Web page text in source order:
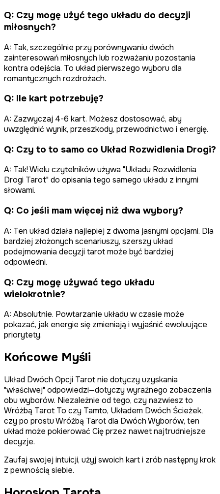
Q: Czy mogę użyć tego układu do decyzji
miłosnych?
A: Tak, szczególnie przy porównywaniu dwóch
zainteresowań miłosnych lub rozważaniu pozostania
kontra odejścia. To układ pierwszego wyboru dla
romantycznych rozdrożach.
Q: Ile kart potrzebuję?
A: Zazwyczaj 4-6 kart. Możesz dostosować, aby
uwzględnić wynik, przeszkody, przewodnictwo i energię.
Q: Czy to to samo co Układ Rozwidlenia Drogi?
A: Tak! Wielu czytelników używa "Układu Rozwidlenia
Drogi Tarot" do opisania tego samego układu z innymi
słowami.
Q: Co jeśli mam więcej niż dwa wybory?
A: Ten układ działa najlepiej z dwoma jasnymi opcjami. Dla
bardziej złożonych scenariuszy, szerszy układ
podejmowania decyzji tarot może być bardziej
odpowiedni.
Q: Czy mogę używać tego układu
wielokrotnie?
A: Absolutnie. Powtarzanie układu w czasie może
pokazać, jak energie się zmieniają i wyjaśnić ewoluujące
priorytety.
Końcowe Myśli
Układ Dwóch Opcji Tarot nie dotyczy uzyskania
"właściwej" odpowiedzi—dotyczy wyraźnego zobaczenia
obu wyborów. Niezależnie od tego, czy nazwiesz to
Wróżbą Tarot To czy Tamto, Układem Dwóch Ścieżek,
czy po prostu Wróżbą Tarot dla Dwóch Wyborów, ten
układ może pokierować Cię przez nawet najtrudniejsze
decyzje.
Zaufaj swojej intuicji, użyj swoich kart i zrób następny krok
z pewnością siebie.